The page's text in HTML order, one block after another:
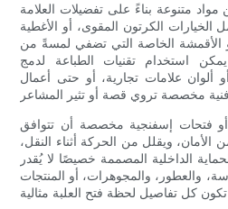
متنوعة بناءً على تفضيلات العلامة
الخيارات الكرتون المقوى، أو الأغطية
الأقمشة الخاصة التي تضفي لمسةً من
استخدام تقنيات الطباعة لدمج
ألوان علامات تجارية، أو حتى أعمال
فتحات إسفنجية مخصصة أن تتوافق
ويقلل من الحركة أثناء النقل،
الداخلية المصممة خصيصًا لا يُقدر
والعطور، والمجوهرات، أو المنتجات